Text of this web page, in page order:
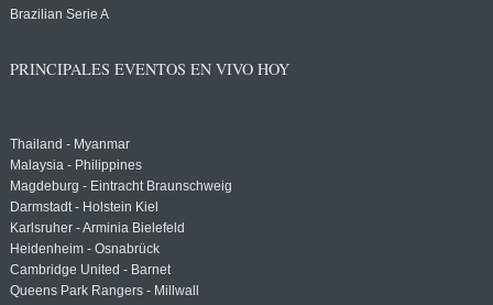
Brazilian Serie A
PRINCIPALES EVENTOS EN VIVO HOY
Thailand - Myanmar
Malaysia - Philippines
Magdeburg - Eintracht Braunschweig
Darmstadt - Holstein Kiel
Karlsruher - Arminia Bielefeld
Heidenheim - Osnabrück
Cambridge United - Barnet
Queens Park Rangers - Millwall